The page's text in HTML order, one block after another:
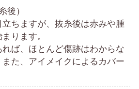
後）
ちますが、抜糸後は赤みや腫
ります。
ば、ほとんど傷跡はわからな
た、アイメイクによるカバー